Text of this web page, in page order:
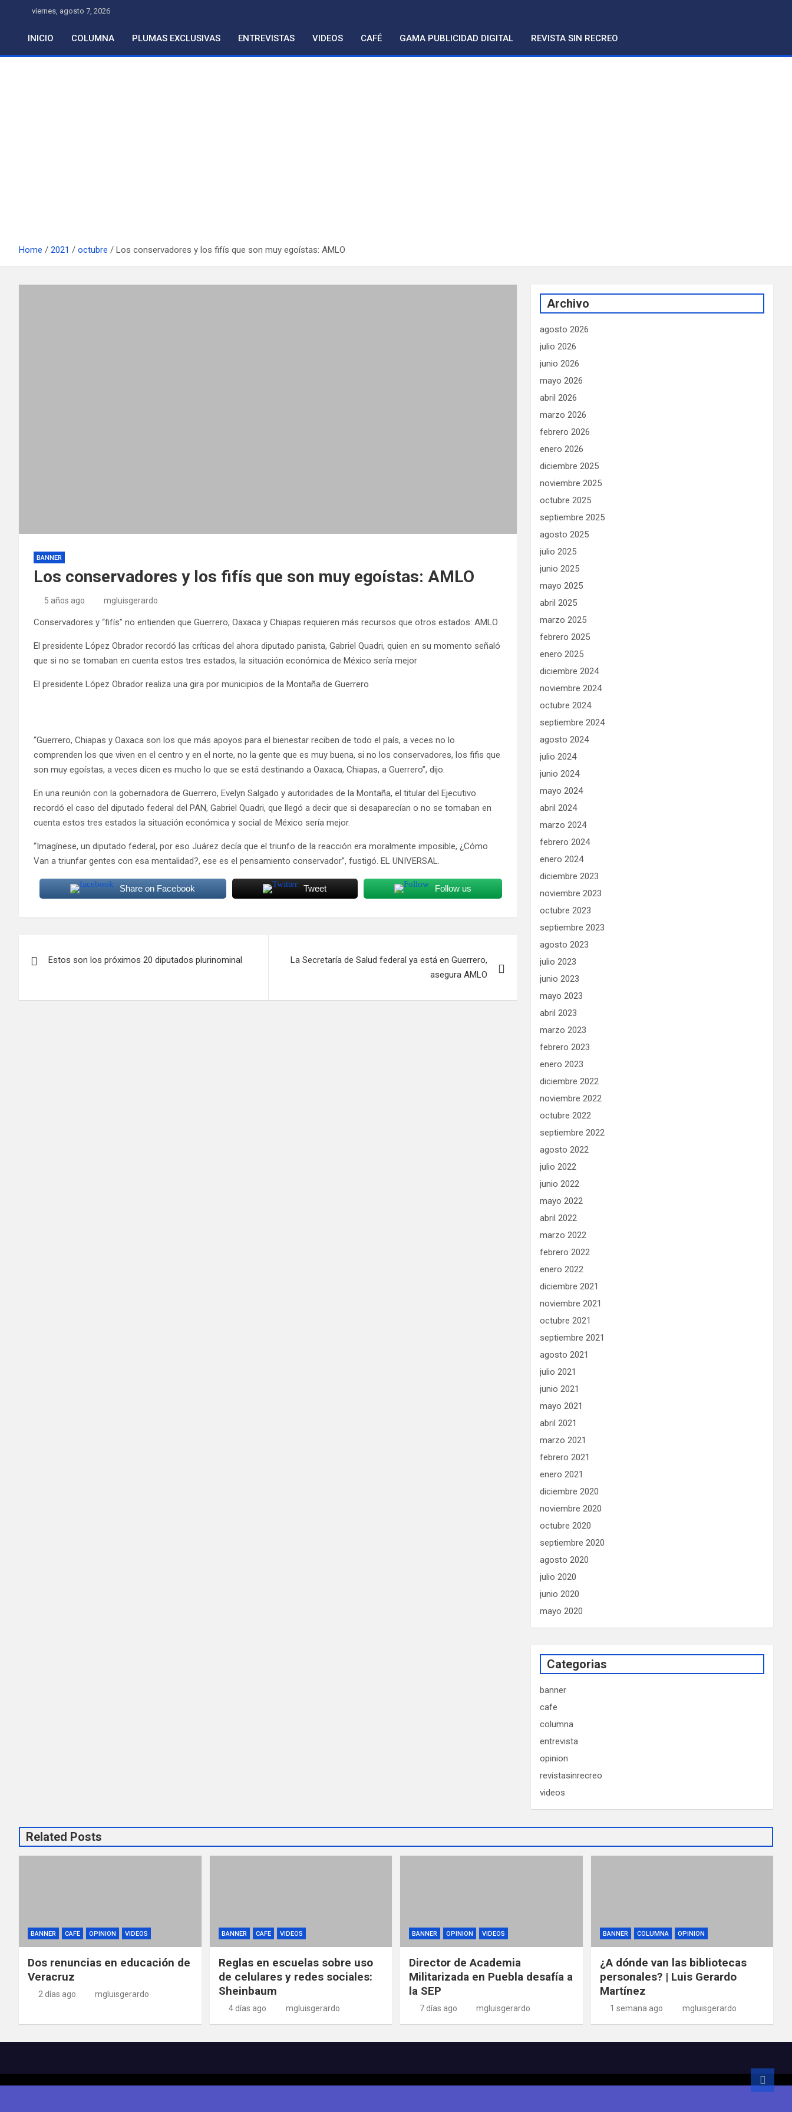
content
viernes, agosto 7, 2026
INICIO COLUMNA PLUMAS EXCLUSIVAS ENTREVISTAS VIDEOS CAFÉ GAMA PUBLICIDAD DIGITAL REVISTA SIN RECREO
Home 2021 octubre Los conservadores y los fifís que son muy egoístas: AMLO
BANNER
Los conservadores y los fifís que son muy egoístas: AMLO
5 años ago mgluisgerardo
Conservadores y “fifís” no entienden que Guerrero, Oaxaca y Chiapas requieren más recursos que otros estados: AMLO
El presidente López Obrador recordó las críticas del ahora diputado panista, Gabriel Quadri, quien en su momento señaló
que si no se tomaban en cuenta estos tres estados, la situación económica de México sería mejor
El presidente López Obrador realiza una gira por municipios de la Montaña de Guerrero
“Guerrero, Chiapas y Oaxaca son los que más apoyos para el bienestar reciben de todo el país, a veces no lo
comprenden los que viven en el centro y en el norte, no la gente que es muy buena, si no los conservadores, los fifis que
son muy egoístas, a veces dicen es mucho lo que se está destinando a Oaxaca, Chiapas, a Guerrero”, dijo.
En una reunión con la gobernadora de Guerrero, Evelyn Salgado y autoridades de la Montaña, el titular del Ejecutivo
recordó el caso del diputado federal del PAN, Gabriel Quadri, que llegó a decir que si desaparecían o no se tomaban en
cuenta estos tres estados la situación económica y social de México sería mejor.
“Imagínese, un diputado federal, por eso Juárez decía que el triunfo de la reacción era moralmente imposible, ¿Cómo
Van a triunfar gentes con esa mentalidad?, ese es el pensamiento conservador”, fustigó. EL UNIVERSAL.
Share on Facebook Tweet Follow us
de
entradas
Estos son los próximos 20 diputados plurinominal
La Secretaría de Salud federal ya está en Guerrero,
asegura AMLO
Archivo
agosto 2026
julio 2026
junio 2026
mayo 2026
abril 2026
marzo 2026
febrero 2026
enero 2026
diciembre 2025
noviembre 2025
octubre 2025
septiembre 2025
agosto 2025
julio 2025
junio 2025
mayo 2025
abril 2025
marzo 2025
febrero 2025
enero 2025
diciembre 2024
noviembre 2024
octubre 2024
septiembre 2024
agosto 2024
julio 2024
junio 2024
mayo 2024
abril 2024
marzo 2024
febrero 2024
enero 2024
diciembre 2023
noviembre 2023
octubre 2023
septiembre 2023
agosto 2023
julio 2023
junio 2023
mayo 2023
abril 2023
marzo 2023
febrero 2023
enero 2023
diciembre 2022
noviembre 2022
octubre 2022
septiembre 2022
agosto 2022
julio 2022
junio 2022
mayo 2022
abril 2022
marzo 2022
febrero 2022
enero 2022
diciembre 2021
noviembre 2021
octubre 2021
septiembre 2021
agosto 2021
julio 2021
junio 2021
mayo 2021
abril 2021
marzo 2021
febrero 2021
enero 2021
diciembre 2020
noviembre 2020
octubre 2020
septiembre 2020
agosto 2020
julio 2020
junio 2020
mayo 2020
Categorias
banner
cafe
columna
entrevista
opinion
revistasinrecreo
videos
Related Posts
BANNER CAFE OPINION VIDEOS
Dos renuncias en educación de
Veracruz
2 días ago mgluisgerardo
BANNER CAFE VIDEOS
Reglas en escuelas sobre uso
de celulares y redes sociales:
Sheinbaum
4 días ago mgluisgerardo
BANNER OPINION VIDEOS
Director de Academia
Militarizada en Puebla desafía a
la SEP
7 días ago mgluisgerardo
BANNER COLUMNA OPINION
¿A dónde van las bibliotecas
personales? | Luis Gerardo
Martínez
1 semana ago mgluisgerardo